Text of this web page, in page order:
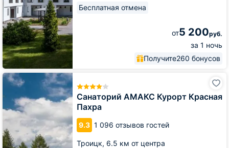
Бесплатная отмена
от5 200руб.
за 1 ночь
Получите260 бонусов
Санаторий АМАКС Курорт Красная
Пахра
9.3 1 096 отзывов гостей
Троицк, 6.5 км от центра
Санаторий
АМАКС
Курорт
Красная
Пахра